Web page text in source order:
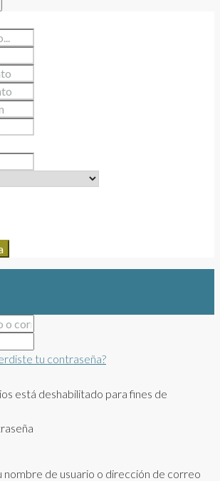
tu contraseña?
está deshabilitado para fines de
nombre de usuario o dirección de correo